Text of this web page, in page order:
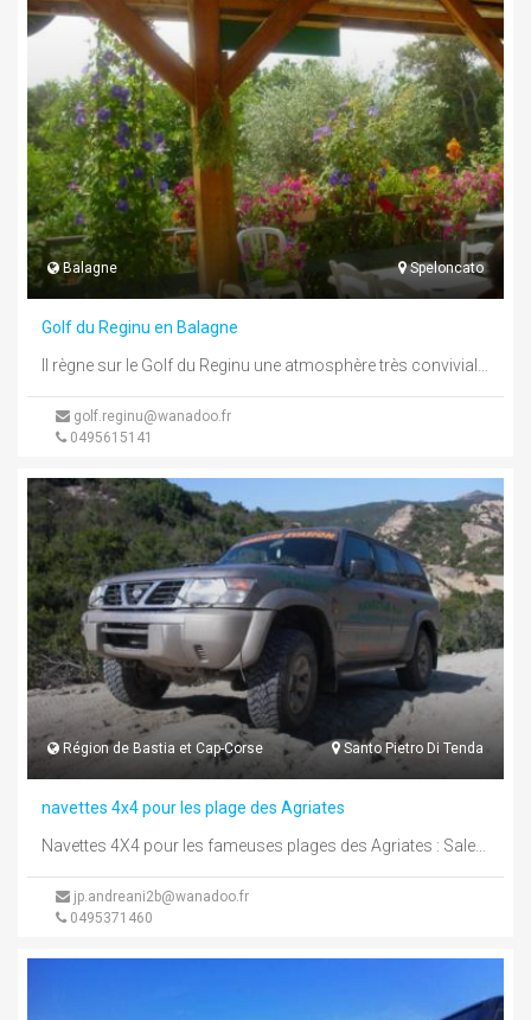
Balagne Speloncato
Golf du Reginu en Balagne
golf.reginu@wanadoo.fr
0495615141
Région de Bastia et Cap-Corse Santo Pietro Di Tenda
navettes 4x4 pour les plage des Agriates
jp.andreani2b@wanadoo.fr
0495371460